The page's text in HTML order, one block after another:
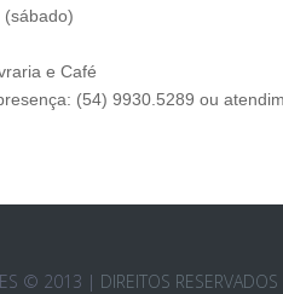
(sábado)
e Café
(54) 9930.5289 ou
© 2013 | DIREITOS RESERVADOS